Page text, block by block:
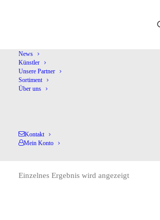
News
Künstler
Unsere Partner
Sortiment
Über uns
Kontakt
Mein Konto
Held,Prof.J.
Einzelnes Ergebnis wird angezeigt